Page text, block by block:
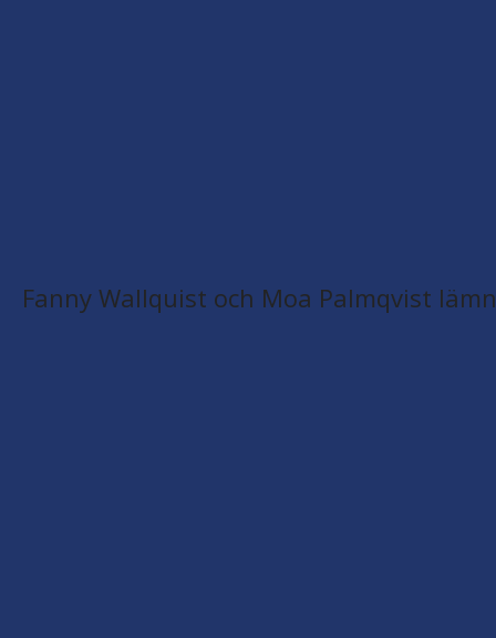
Fanny Wallquist och Moa Palmqvist